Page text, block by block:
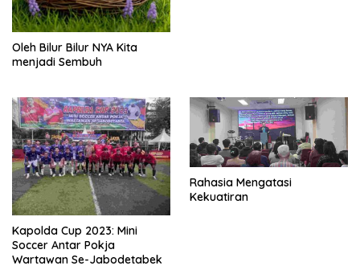
Oleh Bilur Bilur NYA Kita
menjadi Sembuh
Kapolda Cup 2023: Mini
Soccer Antar Pokja
Wartawan Se-Jabodetabek
Rahasia Mengatasi
Kekuatiran